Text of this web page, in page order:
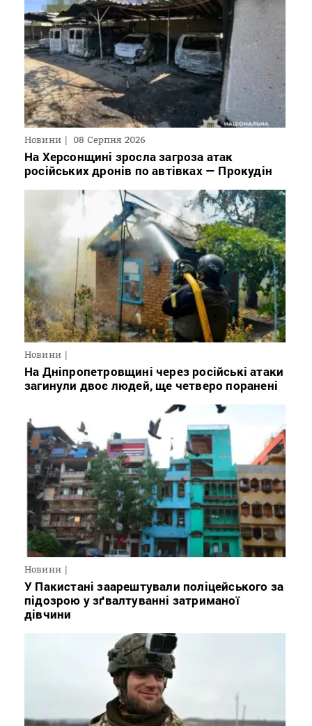
Новини 08 Серпня 2026
На Херсонщині зросла загроза атак
російських дронів по автівках — Прокудін
Новини
На Дніпропетровщині через російські атаки
загинули двоє людей, ще четверо поранені
Новини
У Пакистані заарештували поліцейського за
підозрою у зґвалтуванні затриманої
дівчини